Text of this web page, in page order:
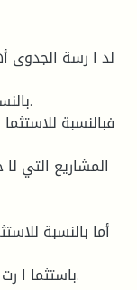
لد ا رسة الجدوى
فبالنسبة
المشاريع التي
أما بالنسبة
باستثما ا رت تلتهم أموال لا جدوى لها تجاريا ولا قوميا.